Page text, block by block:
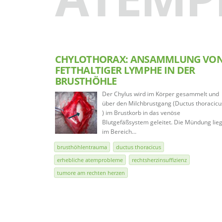
CHYLOTHORAX: ANSAMMLUNG
FETTHALTIGER LYMPHE IN DER
BRUSTHÖHLE
Der Chylus wird im Körper gesammelt und
über den Milchbrustgang (Ductus
) im Brustkorb in das venöse
Blutgefäßsystem geleitet. Die Mündung
im Bereich…
brusthöhlentrauma
ductus thoracicus
erhebliche atemprobleme
rechtsherzinsuffizienz
tumore am rechten herzen